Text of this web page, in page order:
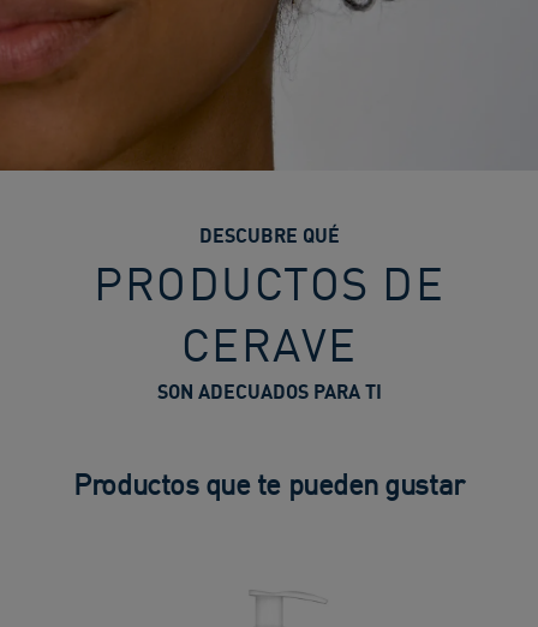
DESCUBRE QUÉ
PRODUCTOS DE
CERAVE
SON ADECUADOS PARA TI
Productos que te pueden gustar